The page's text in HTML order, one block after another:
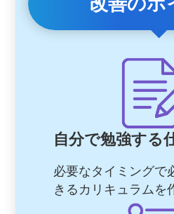
自分で勉強する
必要なタイミングで
きるカリキュラムを